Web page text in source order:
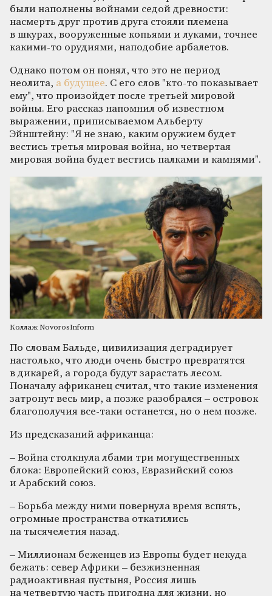
были наполнены войнами седой древности:
насмерть друг против друга стояли племена
в шкурах, вооруженные копьями и луками, точнее
какими-то орудиями, наподобие арбалетов.
Однако потом он понял, что это не период
неолита, а будущее. С его слов "кто-то показывает
ему", что произойдет после третьей мировой
войны. Его рассказ напомнил об известном
выражении, приписываемом Альберту
Эйнштейну: "Я не знаю, каким оружием будет
вестись третья мировая война, но четвертая
мировая война будет вестись палками и камнями".
Коллаж NovorosInform
По словам Бальде, цивилизация деградирует
настолько, что люди очень быстро превратятся
в дикарей, а города будут зарастать лесом.
Поначалу африканец считал, что такие изменения
затронут весь мир, а позже разобрался – островок
благополучия все-таки останется, но о нем позже.
Из предсказаний африканца:
– Война столкнула лбами три могущественных
блока: Европейский союз, Евразийский союз
и Арабский союз.
– Борьба между ними повернула время вспять,
огромные пространства откатились
на тысячелетия назад.
– Миллионам беженцев из Европы будет некуда
бежать: север Африки – безжизненная
радиоактивная пустыня, Россия лишь
на четвертую часть пригодна для жизни, но